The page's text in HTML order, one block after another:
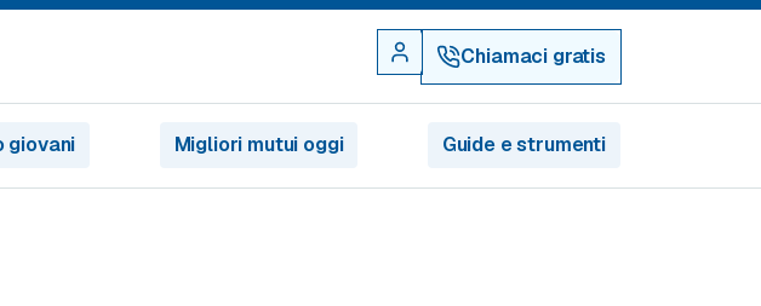
Chiamaci gratis
giovani Migliori mutui oggi Guide e strumenti